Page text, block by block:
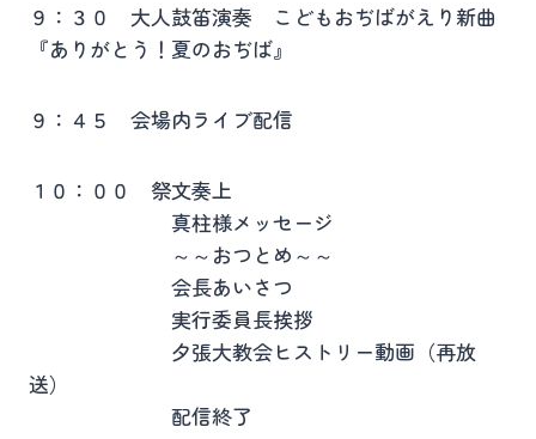
９：３０ 大人鼓笛演奏 こどもおぢばがえり新曲
『ありがとう！夏のおぢば』
９：４５ 会場内ライブ配信
１０：００ 祭文奏上
真柱様メッセージ
～～おつとめ～～
会長あいさつ
実行委員長挨拶
夕張大教会ヒストリー動画（再放
送）
配信終了